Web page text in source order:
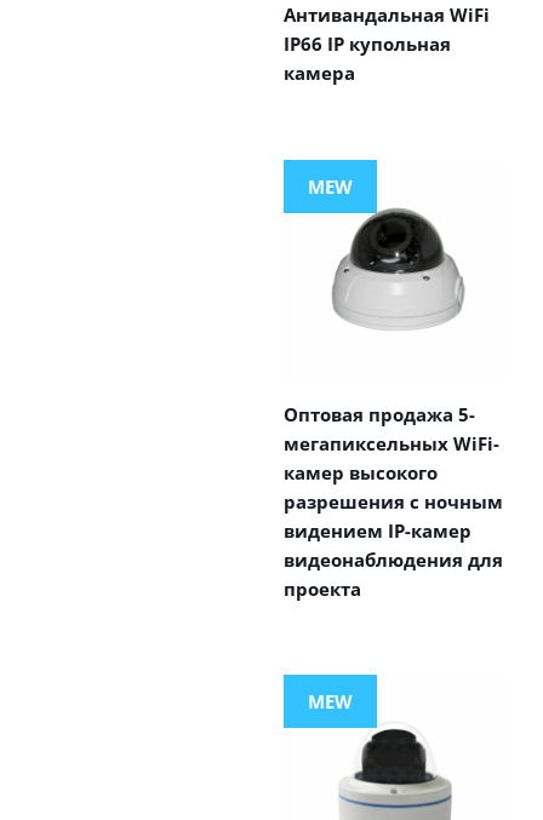
Антивандальная WiFi
IP66 IP купольная
камера
MEW
Оптовая продажа 5-
мегапиксельных WiFi-
камер высокого
разрешения с ночным
видением IP-камер
видеонаблюдения для
проекта
MEW